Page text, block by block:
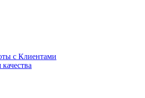
с Клиентами